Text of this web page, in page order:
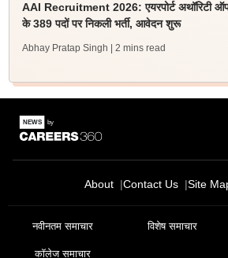
AAI Recruitment 2026: एयरपोर्ट अथॉरिटी
के 389 पदों पर निकली भर्ती, आवेदन शुरू
Abhay Pratap Singh | 2 mins read
About Contact Us Site
नवीनतम समाचार विशेष समाचार
कॉलेज समाचार